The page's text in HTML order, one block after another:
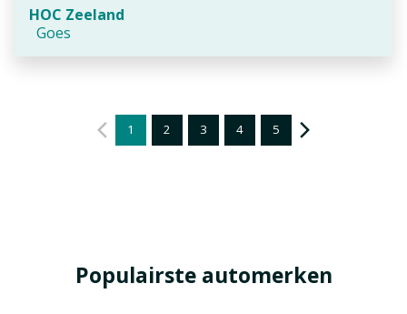
HOC Zeeland
Goes
1 2 3 4 5
Populairste automerken